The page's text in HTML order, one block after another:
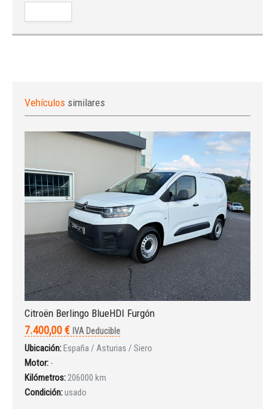
Vehículos similares
Citroën Berlingo BlueHDI Furgón
7.400,00 € IVA Deducible
Ubicación:España / Asturias / Siero
Motor: -
Kilómetros:206000 km
Condición:usado